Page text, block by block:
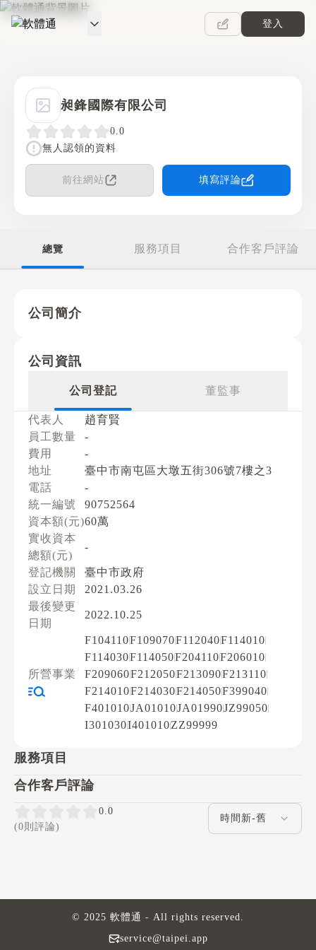
軟體通
登入
昶鋒國際有限公司
0.0
無人認領的資料
前往網站 填寫評論
總覽 服務項目 合作客戶評論
公司簡介
公司資訊
公司登記 董監事
代表人
趙育賢
員工數量
-
費用
-
地址
臺中市南屯區大墩五街306號7樓之3
電話
-
統一編號
90752564
資本額(元)60萬
實收資本
總額(元)
-
登記機關
臺中市政府
設立日期
2021.03.26
最後變更
日期
2022.10.25
所營事業
F104110F109070F112040F114010
F114030F114050F204110F206010
F209060F212050F213090F213110
F214010F214030F214050F399040
F401010JA01010JA01990JZ99050
I301030I401010ZZ99999
服務項目
合作客戶評論
0.0
(0則評論)
評論排序
service@taipei.app
© 2025 軟體通 - All rights reserved.